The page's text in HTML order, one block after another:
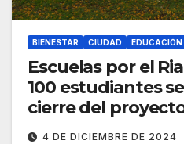
BIENESTAR CIUDAD EDUCACIÓN
Escuelas por el
100 estudiantes
cierre del
ambiental
4 DE DICIEMBRE DE 2024